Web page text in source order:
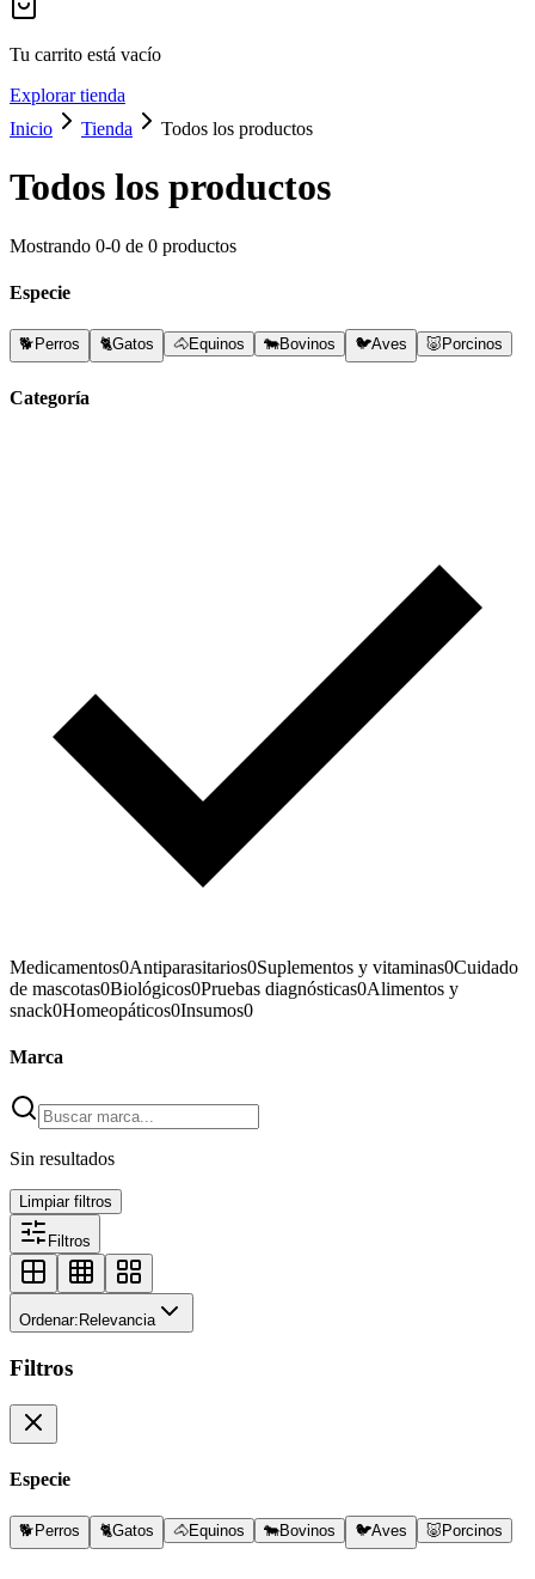
Tu carrito está vacío
Explorar tienda
Inicio
Tienda Todos los productos
Todos los productos
Mostrando 0-0 de 0 productos
Especie
🐕 Perros 🐈Gatos 🐴Equinos 🐄Bovinos 🐦Aves 🐷 Porcinos
Categoría
Medicamentos0Antiparasitarios0Suplementos y vitaminas0Cuidado
de mascotas0Biológicos0Pruebas diagnósticas0Alimentos y
snack0Homeopáticos0Insumos0
Marca
Sin resultados
Limpiar filtros
Filtros
Ordenar: Relevancia
Filtros
Especie
🐕 Perros 🐈Gatos 🐴Equinos 🐄Bovinos 🐦Aves 🐷 Porcinos